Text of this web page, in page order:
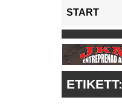
START
ETIKETT: